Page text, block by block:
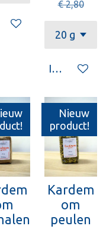
€ 2,80
In
Nieuw
product!
Kardem
om
peulen